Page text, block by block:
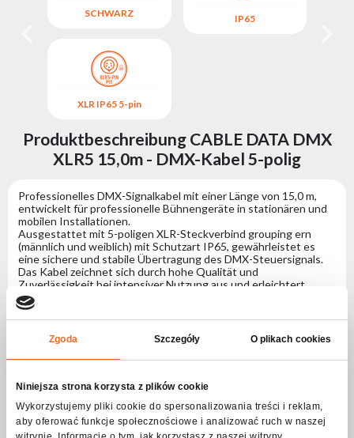
Zgoda Szczegóły O plikach cookies
Niniejsza strona korzysta z plików cookie
Wykorzystujemy pliki cookie do spersonalizowania treści i reklam,
aby oferować funkcje społecznościowe i analizować ruch w naszej
SCHWARZ
XLR IP65 5-pin
IP65
Produktbeschreibung CABLE DATA DMX
XLR5 15,0m - DMX-Kabel 5-polig
Professionelles DMX-Signalkabel mit einer Länge von 15,0 m,
entwickelt für professionelle Bühnengeräte in stationären und
mobilen Installationen.
Ausgestattet mit 5-poligen XLR-Steckverbind grouping ern
(männlich und weiblich) mit Schutzart IP65, gewährleistet es
eine sichere und stabile Übertragung des DMX-Steuersignals.
Das Kabel zeichnet sich durch hohe Qualität und
Zuverlässigkeit bei intensiver Nutzung aus und erleichtert
sowie beschleunigt die Installation von Beleuchtungssystemen
erheblich.
Spezifikation CABLE DATA DMX XLR5 15,0m
- DMX-Kabel 5-polig
Anschlüsse
Anschluss Nr. 1 5-pin DMX IP65